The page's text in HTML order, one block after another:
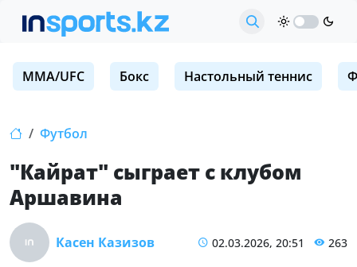
MMA/UFC Бокс Настольный теннис
Футбол
"Кайрат" сыграет с клубом
Аршавина
Касен Казизов 02.03.2026, 20:51 263